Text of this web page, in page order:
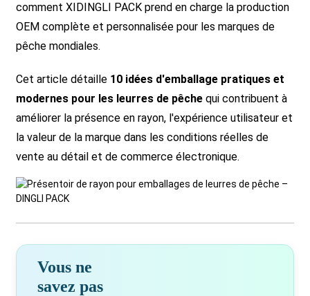
comment XIDINGLI PACK prend en charge la production
OEM complète et personnalisée pour les marques de
pêche mondiales.
Cet article détaille 10 idées d'emballage pratiques et
modernes pour les leurres de pêchequi contribuent à
améliorer la présence en rayon, l'expérience utilisateur et
la valeur de la marque dans les conditions réelles de
vente au détail et de commerce électronique.
Vous ne
savez pas